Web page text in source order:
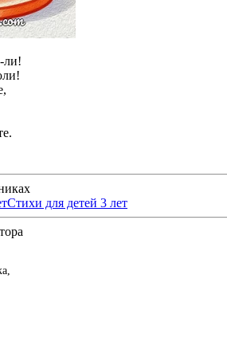
ли!
Стихи для детей 3 лет